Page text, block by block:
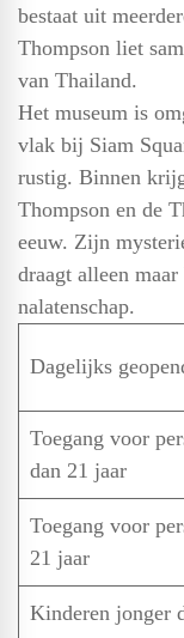
bestaat uit
Thompson liet
van Thailand.
Het museum is
vlak bij Siam
rustig. Binnen
Thompson en de
eeuw. Zijn
draagt alleen
nalatenschap.
Dagelijks
Toegang voor
dan 21 jaar
Toegang voor
21 jaar
Kinderen jonger